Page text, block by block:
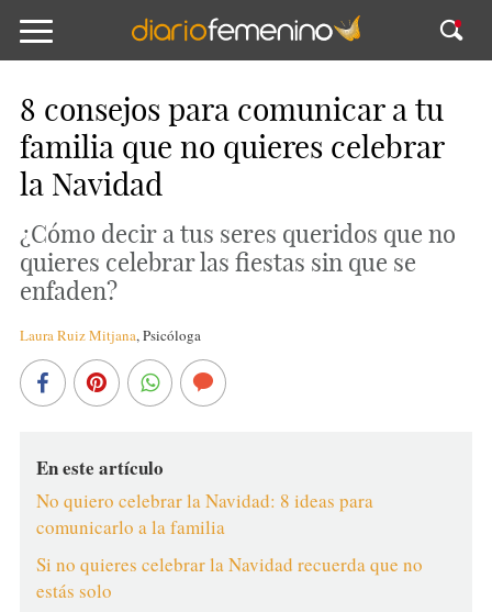
8 consejos para comunicar a tu
familia que no quieres celebrar
la Navidad
¿Cómo decir a tus seres queridos que no
quieres celebrar las fiestas sin que se
enfaden?
Laura Ruiz Mitjana,Psicóloga
En este artículo
No quiero celebrar la Navidad: 8 ideas para
comunicarlo a la familia
Si no quieres celebrar la Navidad recuerda que no
estás solo